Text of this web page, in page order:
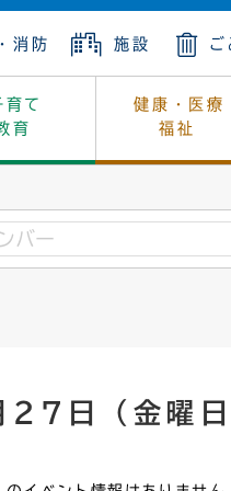
消防 施設 ご
育て
育
健康・医療
福祉
保健所
はじめよう、ハマライフ
トラル
報
日（金曜日